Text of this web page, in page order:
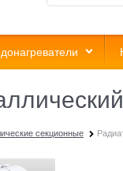
секционные